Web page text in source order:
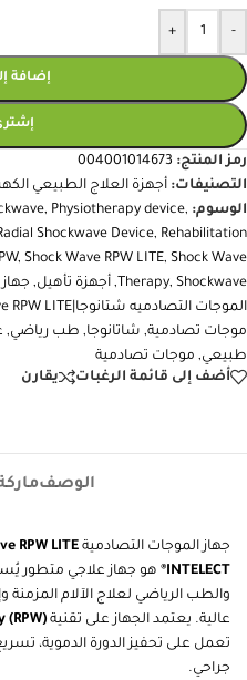
-
+
إضافة
رمز المنتج: 004001014673
التصنيفات: أجهزة العلاج الطبيعي
الوسوم:
, Physiotherapy device,
Shockwave Device, Rehabilitation
, Shock Wave RPW LITE, Shock Wave
Therapy, Shockwave
, أجهزة تأهيل,
الموجات التصادميه شتانوجا|Shock Wave RPW LITE
موجات تصادمية, شاتانوجا, طب رياضي,
طبيعي, موجات تصادمية
أضف إلى قائمة الرغبات
يقارن
الوصف
جهاز الموجات التصادمية
INTELECT®
هو جهاز علاجي متطور
والطب الرياضي لعلاج الآلام المزمنة
عالية. يعتمد الجهاز على تقنية (RPW)
تعمل على تحفيز الدورة الدموية،
جراحي.